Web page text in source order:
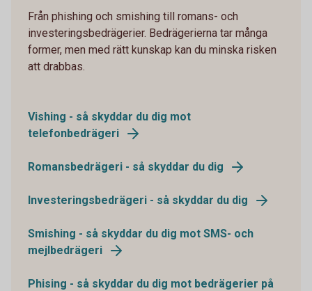
Från phishing och smishing till romans- och
investeringsbedrägerier. Bedrägerierna tar många
former, men med rätt kunskap kan du minska risken
att drabbas.
Vishing - så skyddar du dig mot
telefonbedrägeri
Romansbedrägeri - så skyddar du dig
Investeringsbedrägeri - så skyddar du dig
Smishing - så skyddar du dig mot SMS- och
mejlbedrägeri
Phising - så skyddar du dig mot bedrägerier på